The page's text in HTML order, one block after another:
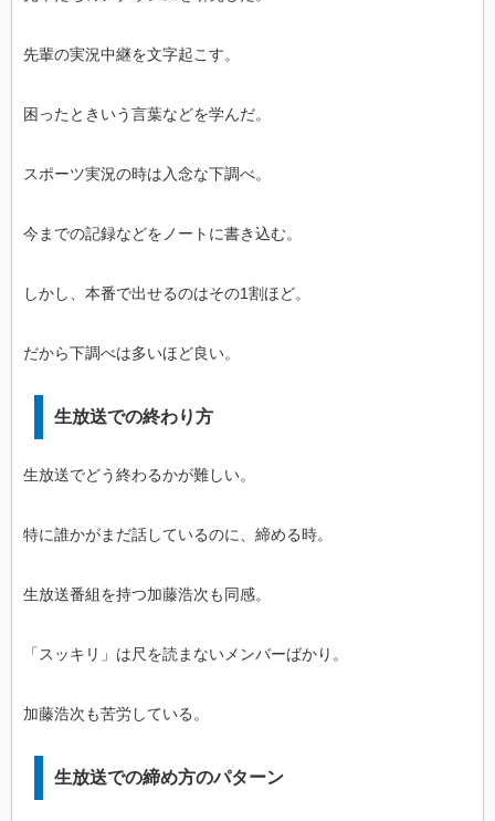
先輩の実況中継を文字起こす。
困ったときいう言葉などを学んだ。
スポーツ実況の時は入念な下調べ。
今までの記録などをノートに書き込む。
しかし、本番で出せるのはその1割ほど。
だから下調べは多いほど良い。
生放送での終わり方
生放送でどう終わるかが難しい。
特に誰かがまだ話しているのに、締める時。
生放送番組を持つ加藤浩次も同感。
「スッキリ」は尺を読まないメンバーばかり。
加藤浩次も苦労している。
生放送での締め方のパターン